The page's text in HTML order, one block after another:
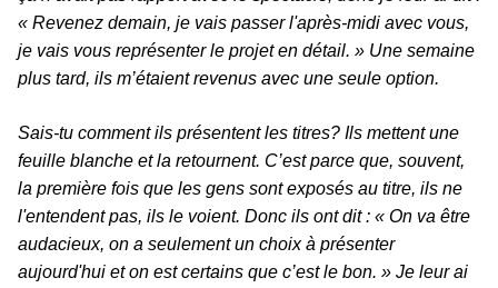
« Revenez demain, je vais passer l'après-midi avec vous,
je vais vous représenter le projet en détail. » Une semaine
plus tard, ils m’étaient revenus avec une seule option.
Sais-tu comment ils présentent les titres? Ils mettent une
feuille blanche et la retournent. C’est parce que, souvent,
la première fois que les gens sont exposés au titre, ils ne
l'entendent pas, ils le voient. Donc ils ont dit : « On va être
audacieux, on a seulement un choix à présenter
aujourd'hui et on est certains que c’est le bon. » Je leur ai